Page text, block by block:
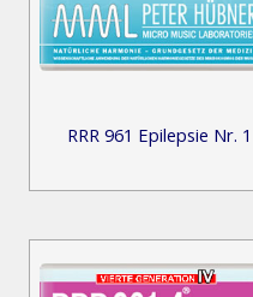
RRR 961 Epilepsie Nr. 1